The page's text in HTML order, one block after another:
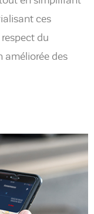
ces
du
améliorée des